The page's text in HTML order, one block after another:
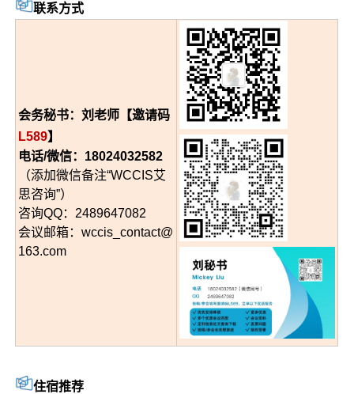
联系方式
会务秘书：刘老师【邀请码
L589】
电话/微信：18024032582
（添加微信备注“WCCIS艾
思咨询”）
咨询QQ：2489647082
会议邮箱：wccis_contact@
163.com
住宿推荐